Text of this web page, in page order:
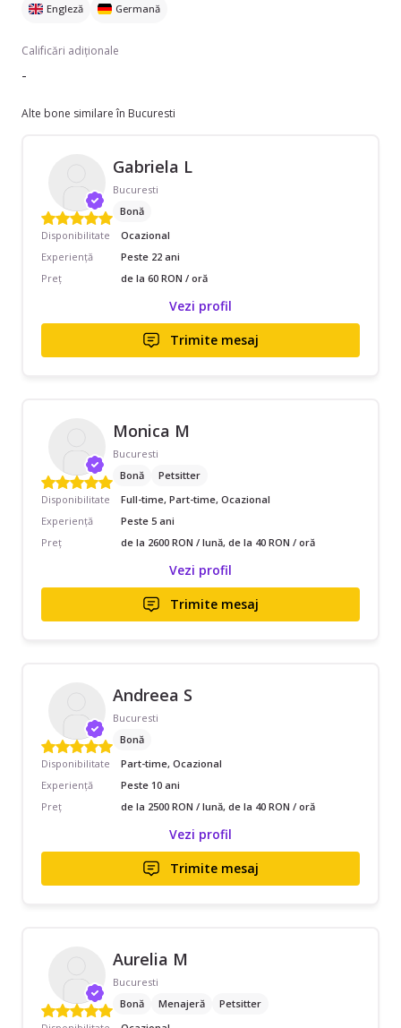
Engleză Germană
Calificări adiționale
-
Alte bone similare în Bucuresti
Gabriela L
Bucuresti
Bonă
Disponibilitate
Ocazional
Experiență
Peste 22 ani
Preț
de la 60 RON / oră
Vezi profil
Trimite mesaj
Monica M
Bucuresti
Bonă
Petsitter
Disponibilitate
Full-time, Part-time, Ocazional
Experiență
Peste 5 ani
Preț
de la 2600 RON / lună, de la 40 RON / oră
Vezi profil
Trimite mesaj
Andreea S
Bucuresti
Bonă
Disponibilitate
Part-time, Ocazional
Experiență
Peste 10 ani
Preț
de la 2500 RON / lună, de la 40 RON / oră
Vezi profil
Trimite mesaj
Aurelia M
Bucuresti
Bonă
Menajeră
Petsitter